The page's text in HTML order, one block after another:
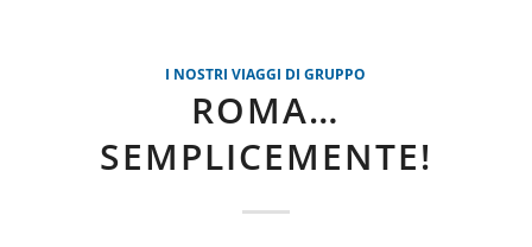
I NOSTRI VIAGGI DI GRUPPO
ROMA…
SEMPLICEMENTE!